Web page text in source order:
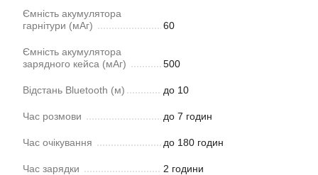
Ємність акумулятора
гарнітури (мАг)
60
Ємність акумулятора
зарядного кейса (мАг)
500
Відстань Bluetooth (м) до 10
Час розмови до 7 годин
Час очікування до 180 годин
Час зарядки 2 години